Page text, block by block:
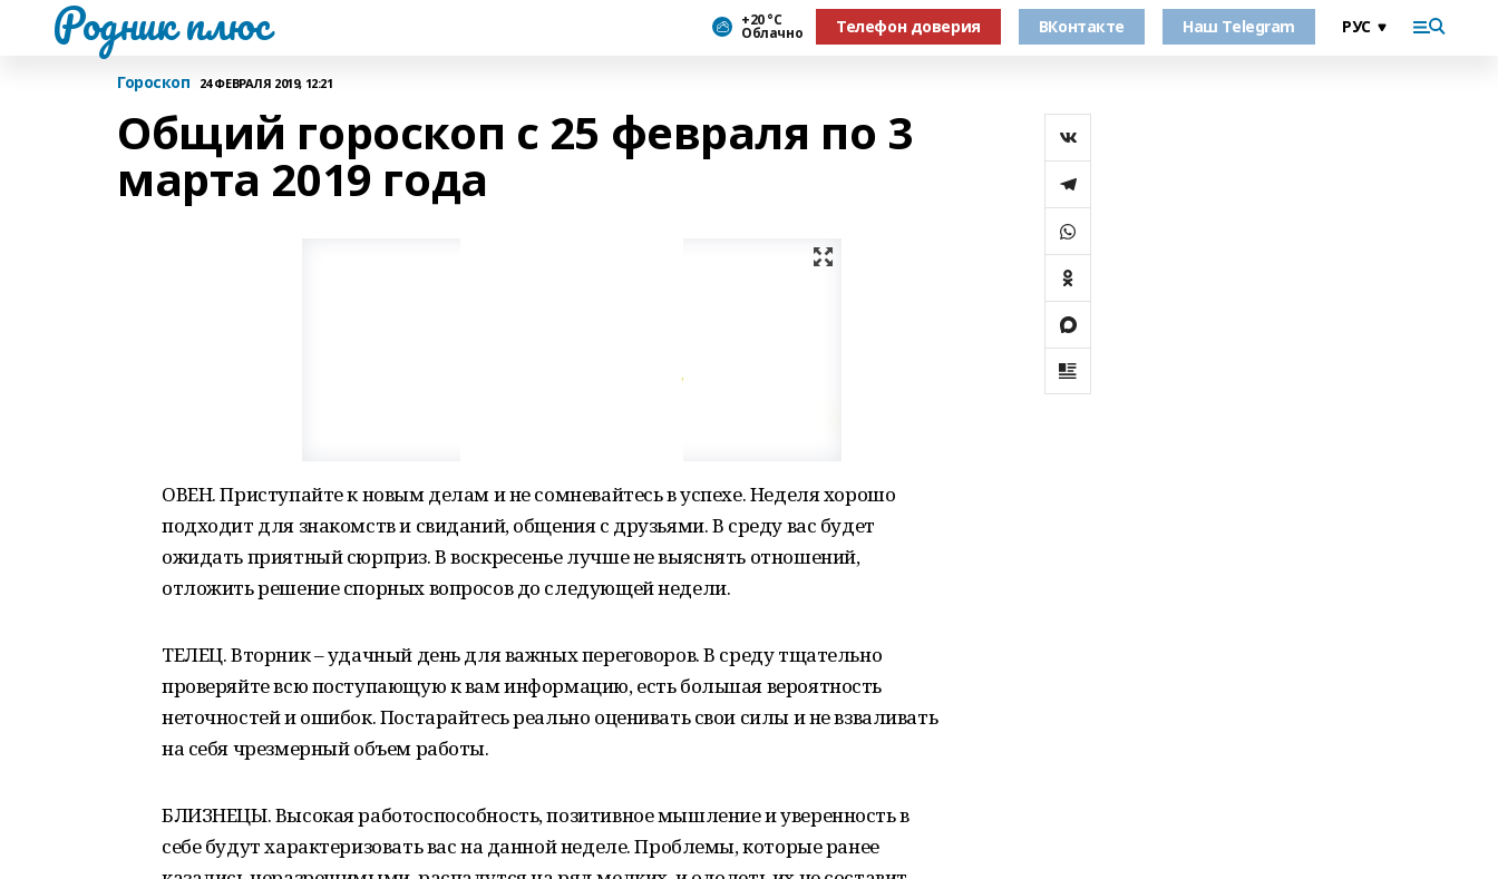
Родник плюс +20 °С
Облачно Телефон доверия ВКонтакте Наш Telegram
Гороскоп 24 ФЕВРАЛЯ 2019, 12:21
Общий гороскоп с 25 февраля по 3
марта 2019 года
ОВЕН. Приступайте к новым делам и не сомневайтесь в успехе. Неделя хорошо
подходит для знакомств и свиданий, общения с друзьями. В среду вас будет
ожидать приятный сюрприз. В воскресенье лучше не выяснять отношений,
отложить решение спорных вопросов до следующей недели.
ТЕЛЕЦ. Вторник – удачный день для важных переговоров. В среду тщательно
проверяйте всю поступающую к вам информацию, есть большая вероятность
неточностей и ошибок. Постарайтесь реально оценивать свои силы и не взваливать
на себя чрезмерный объем работы.
БЛИЗНЕЦЫ. Высокая работоспособность, позитивное мышление и уверенность в
себе будут характеризовать вас на данной неделе. Проблемы, которые ранее